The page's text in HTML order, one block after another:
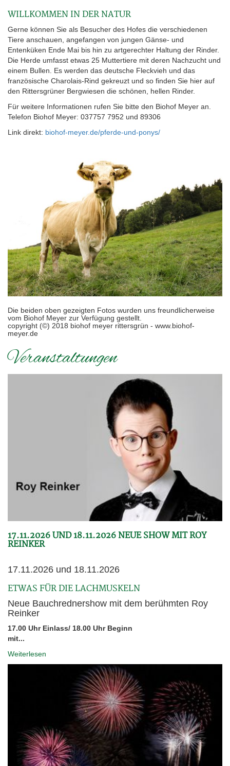
WILLKOMMEN IN DER NATUR
Gerne können Sie als Besucher des Hofes die verschiedenen
Tiere anschauen, angefangen von jungen Gänse- und
Entenküken Ende Mai bis hin zu artgerechter Haltung der Rinder.
Die Herde umfasst etwas 25 Muttertiere mit deren Nachzucht und
einem Bullen. Es werden das deutsche Fleckvieh und das
französische Charolais-Rind gekreuzt und so finden Sie hier auf
den Rittersgrüner Bergwiesen die schönen, hellen Rinder.
Für weitere Informationen rufen Sie bitte den Biohof Meyer an.
Telefon Biohof Meyer: 037757 7952 und 89306
Link direkt: biohof-meyer.de/pferde-und-ponys/
Die beiden oben gezeigten Fotos wurden uns freundlicherweise
vom Biohof Meyer zur Verfügung gestellt.
copyright (©) 2018 biohof meyer rittersgrün - www.biohof-
meyer.de
Veranstaltungen
17.11.2026 UND 18.11.2026 NEUE SHOW MIT ROY
REINKER
17.11.2026 und 18.11.2026
ETWAS FÜR DIE LACHMUSKELN
Neue Bauchrednershow mit dem berühmten Roy
Reinker
17.00 Uhr Einlass/ 18.00 Uhr Beginn
mit...
Weiterlesen